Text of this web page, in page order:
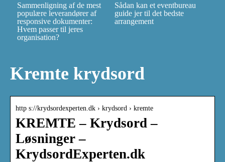
Sammenligning af de mest
populære leverandører af
responsive dokumenter:
Hvem passer til jeres
organisation?
Sådan kan et eventbureau
guide jer til det bedste
arrangement
Kremte krydsord
http s://krydsordexperten.dk › krydsord › kremte
KREMTE – Krydsord –
Løsninger –
KrydsordExperten.dk